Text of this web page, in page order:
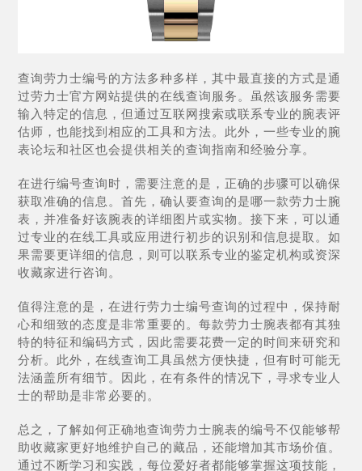
查询劳力士编号的方法多种多样，其中最直接的方式是通
过劳力士官方网站提供的在线查询服务。虽然该服务需要
输入特定的信息，但通过互联网搜索或联系专业的腕表评
估师，也能找到相应的工具和方法。此外，一些专业的腕
表论坛和社区也会提供相关的查询指南和经验分享。
在进行编号查询时，需要注意的是，正确的步骤可以确保
获取准确的信息。首先，确认要查询的是哪一款劳力士腕
表，并准备好该腕表的详细图片或实物。接下来，可以通
过专业的在线工具或应用进行初步的识别和信息提取。如
果需要更详细的信息，则可以联系专业的鉴定机构或资深
收藏家进行咨询。
值得注意的是，在进行劳力士编号查询的过程中，保持耐
心和细致的态度是非常重要的。每款劳力士腕表都有其独
特的特征和编码方式，因此需要花费一定的时间来研究和
分析。此外，在线查询工具虽然方便快捷，但有时可能无
法涵盖所有细节。因此，在有条件的情况下，寻求专业人
士的帮助是非常必要的。
总之，了解如何正确地查询劳力士腕表的编号不仅能够帮
助收藏家更好地维护自己的藏品，还能增加其市场价值。
通过不断学习和实践，每位爱好者都能够掌握这项技能，